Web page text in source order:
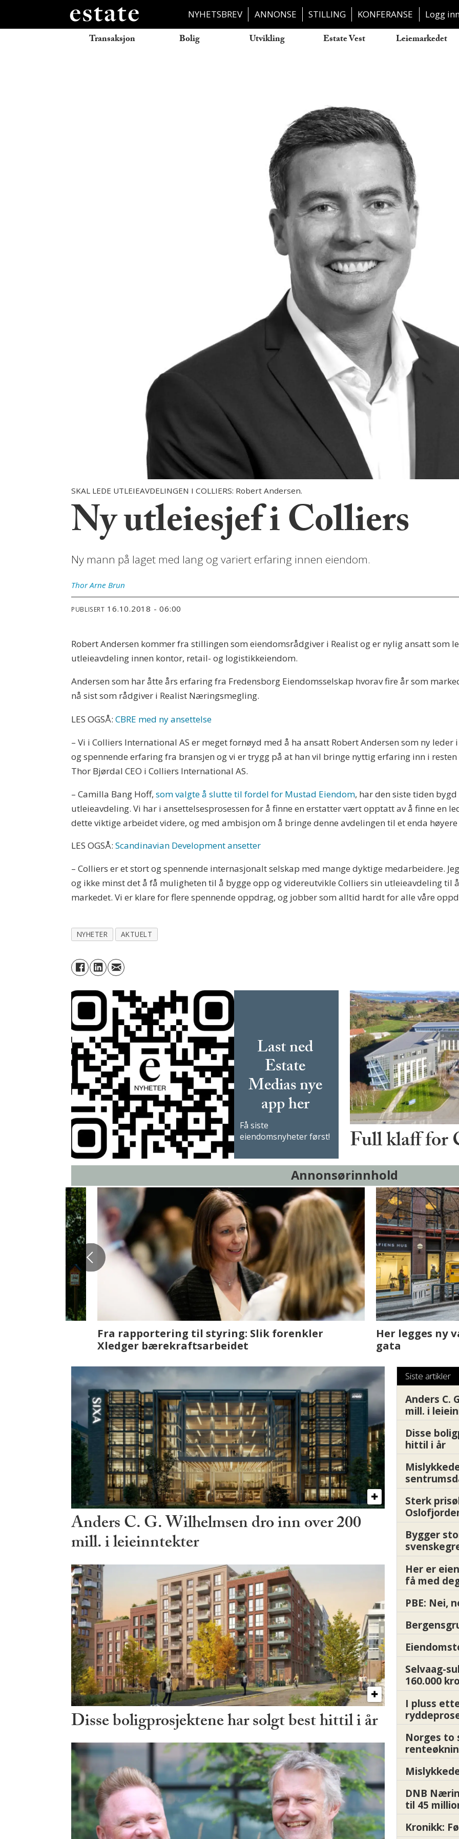
NYHETSBREV ANNONSE STILLING KONFERANSE Logg
Transaksjon Bolig Utvikling Estate Vest Leiemarkedet
SKAL LEDE UTLEIEAVDELINGEN I COLLIERS: Robert Andersen.
Ny utleiesjef i Colliers
Ny mann på laget med lang og variert erfaring innen eiendom.
Thor Arne Brun
PUBLISERT 16.10.2018 - 06:00
Robert Andersen kommer fra stillingen som eiendomsrådgiver i Realist og er nylig ansatt som
utleieavdeling innen kontor, retail- og logistikkeiendom.
Andersen som har åtte års erfaring fra Fredensborg Eiendomsselskap hvorav fire år som
nå sist som rådgiver i Realist Næringsmegling.
LES OGSÅ:CBRE med ny ansettelse
– Vi i Colliers International AS er meget fornøyd med å ha ansatt Robert Andersen som ny
og spennende erfaring fra bransjen og vi er trygg på at han vil bringe nyttig erfaring inn i
Thor Bjørdal CEO i Colliers International AS.
– Camilla Bang Hoff,som valgte å slutte til fordel for Mustad Eiendom, har den siste tiden
utleieavdeling. Vi har i ansettelsesprosessen for å finne en erstatter vært opptatt av å finne en
dette viktige arbeidet videre, og med ambisjon om å bringe denne avdelingen til et enda
LES OGSÅ:Scandinavian Development ansetter
– Colliers er et stort og spennende internasjonalt selskap med mange dyktige medarbeidere.
og ikke minst det å få muligheten til å bygge opp og videreutvikle Colliers sin utleieavdeling til
markedet. Vi er klare for flere spennende oppdrag, og jobber som alltid hardt for alle våre
NYHETER AKTUELT
Last ned
Estate
Medias nye
app her
Få siste
eiendomsnyheter først!
Full klaff for
Annonsørinnhold
Fenistra endrer eiendomsbransjen med AI. Slik
ser vi på fremtiden
Det er i Drammen
Anders C. G. Wilhelmsen dro inn over 200
mill. i leieinntekter
Disse boligprosjektene har solgt best hittil i år
Siste artikler
Anders C.
mill. i
Disse
hittil i år
Sterk
Bygger
Her er
få med
PBE: Nei,
Selvaag-
160.000
I pluss
Norges to
DNB
til 45
Kronikk: